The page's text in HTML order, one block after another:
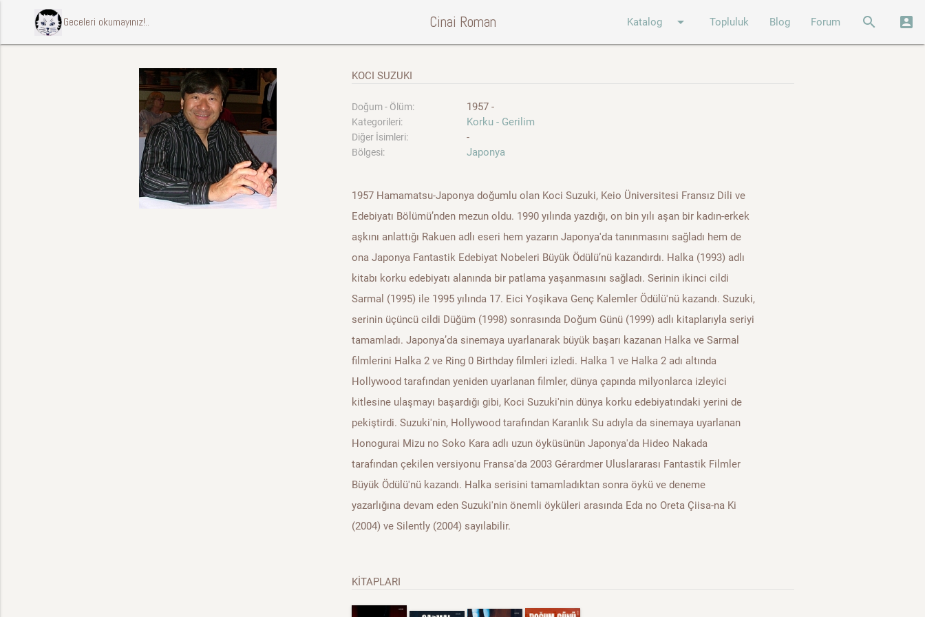
ccccci Geceleri okumayınız!.. Cinai Roman Katalog arrow_drop_down Topluluk Blog Forum search account_box
KOCI SUZUKI
Doğum - Ölüm: 1957 -
Kategorileri: Korku - Gerilim
Diğer İsimleri: -
Bölgesi: Japonya
1957 Hamamatsu-Japonya doğumlu olan Koci Suzuki, Keio Üniversitesi Fransız Dili ve
Edebiyatı Bölümü’nden mezun oldu. 1990 yılında yazdığı, on bin yılı aşan bir kadın-erkek
aşkını anlattığı Rakuen adlı eseri hem yazarın Japonya'da tanınmasını sağladı hem de
ona Japonya Fantastik Edebiyat Nobeleri Büyük Ödülü’nü kazandırdı. Halka (1993) adlı
kitabı korku edebiyatı alanında bir patlama yaşanmasını sağladı. Serinin ikinci cildi
Sarmal (1995) ile 1995 yılında 17. Eici Yoşikava Genç Kalemler Ödülü'nü kazandı. Suzuki,
serinin üçüncü cildi Düğüm (1998) sonrasında Doğum Günü (1999) adlı kitaplarıyla seriyi
tamamladı. Japonya’da sinemaya uyarlanarak büyük başarı kazanan Halka ve Sarmal
filmlerini Halka 2 ve Ring 0 Birthday filmleri izledi. Halka 1 ve Halka 2 adı altında
Hollywood tarafından yeniden uyarlanan filmler, dünya çapında milyonlarca izleyici
kitlesine ulaşmayı başardığı gibi, Koci Suzuki'nin dünya korku edebiyatındaki yerini de
pekiştirdi. Suzuki'nin, Hollywood tarafından Karanlık Su adıyla da sinemaya uyarlanan
Honogurai Mizu no Soko Kara adlı uzun öyküsünün Japonya'da Hideo Nakada
tarafından çekilen versiyonu Fransa'da 2003 Gérardmer Uluslararası Fantastik Filmler
Büyük Ödülü'nü kazandı. Halka serisini tamamladıktan sonra öykü ve deneme
yazarlığına devam eden Suzuki'nin önemli öyküleri arasında Eda no Oreta Çiisa-na Ki
(2004) ve Silently (2004) sayılabilir.
KİTAPLARI